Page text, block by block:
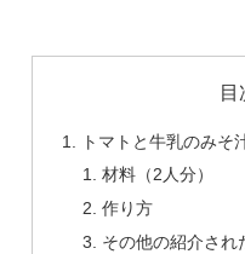
目
トマトと牛乳のみそ
材料（2人分）
作り方
その他の紹介され